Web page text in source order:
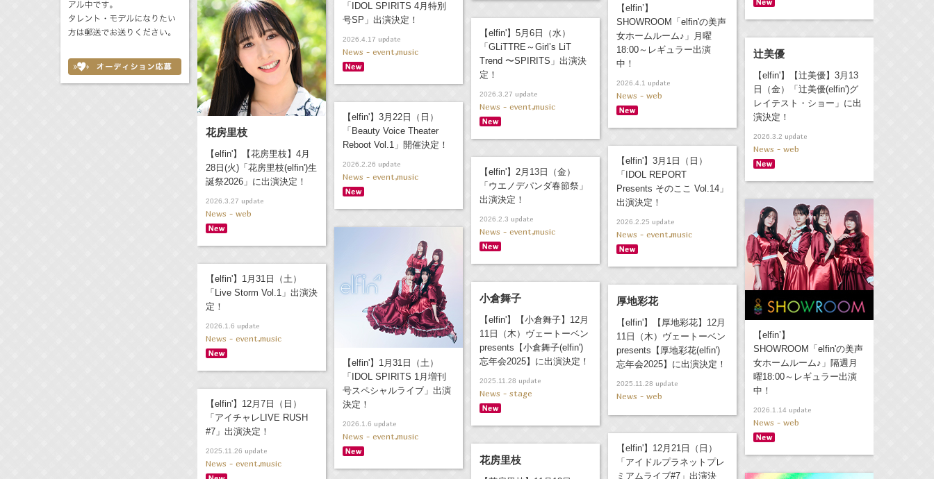
「IDOL SPIRITS 4月特別
号SP」出演決定！
2026.4.17 update
News - event,music
【elfin’】
SHOWROOM「elfin'の美声
女ホームルーム♪」月曜
18:00～レギュラー出演
中！
2026.4.1 update
News - web
花房里枝
【elfin'】【花房里枝】4月
28日(火)「花房里枝(elfin')生
誕祭2026」に出演決定！
2026.3.27 update
News - web
【elfin'】5月6日（水）
「GLiTTRE～Girl’s LiT
Trend 〜SPIRITS」出演決
定！
2026.3.27 update
News - event,music
辻美優
【elfin'】【辻美優】3月13
日（金）「辻美優(elfin')グ
レイテスト・ショー」に出
演決定！
2026.3.2 update
News - web
【elfin'】3月22日（日）
「Beauty Voice Theater
Reboot Vol.1」開催決定！
2026.2.26 update
News - event,music
【elfin'】3月1日（日）
「IDOL REPORT
Presents そのここ Vol.14」
出演決定！
2026.2.25 update
News - event,music
【elfin'】2月13日（金）
「ウエノデパンダ春節祭」
出演決定！
2026.2.3 update
News - event,music
【elfin’】
SHOWROOM「elfin'の美声
女ホームルーム♪」隔週月
曜18:00～レギュラー出演
中！
2026.1.14 update
News - web
【elfin'】1月31日（土）
「IDOL SPIRITS 1月増刊
号スペシャルライブ」出演
決定！
2026.1.6 update
News - event,music
【elfin'】1月31日（土）
「Live Storm Vol.1」出演決
定！
2026.1.6 update
News - event,music
小倉舞子
【elfin'】【小倉舞子】12月
11日（木）ヴェートーベン
presents【小倉舞子(elfin')
忘年会2025】に出演決定！
2025.11.28 update
News - stage
厚地彩花
【elfin'】【厚地彩花】12月
11日（木）ヴェートーベン
presents【厚地彩花(elfin')
忘年会2025】に出演決定！
2025.11.28 update
News - web
【elfin'】12月7日（日）
「アイチャレLIVE RUSH
#7」出演決定！
2025.11.26 update
News - event,music
【elfin'】12月21日（日）
「アイドルプラネットプレ
ミアムライブ#7」出演決
花房里枝